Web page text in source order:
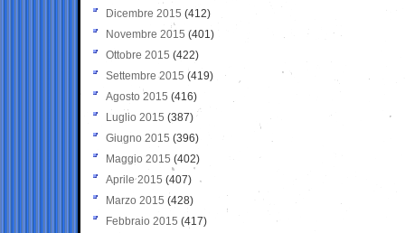
Dicembre 2015 (412)
Novembre 2015 (401)
Ottobre 2015 (422)
Settembre 2015 (419)
Agosto 2015 (416)
Luglio 2015 (387)
Giugno 2015 (396)
Maggio 2015 (402)
Aprile 2015 (407)
Marzo 2015 (428)
Febbraio 2015 (417)